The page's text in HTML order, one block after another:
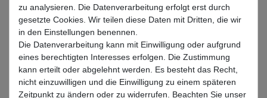
Wunschliste
Beschreibung
zu analysieren. Die Datenverarbeitung erfolgt erst durch
gesetzte Cookies. Wir teilen diese Daten mit Dritten, die wir
in den Einstellungen benennen.
Die Datenverarbeitung kann mit Einwilligung oder aufgrund
eines berechtigten Interesses erfolgen. Die Zustimmung
kann erteilt oder abgelehnt werden. Es besteht das Recht,
nicht einzuwilligen und die Einwilligung zu einem späteren
Zeitpunkt zu ändern oder zu widerrufen. Beachten Sie unser